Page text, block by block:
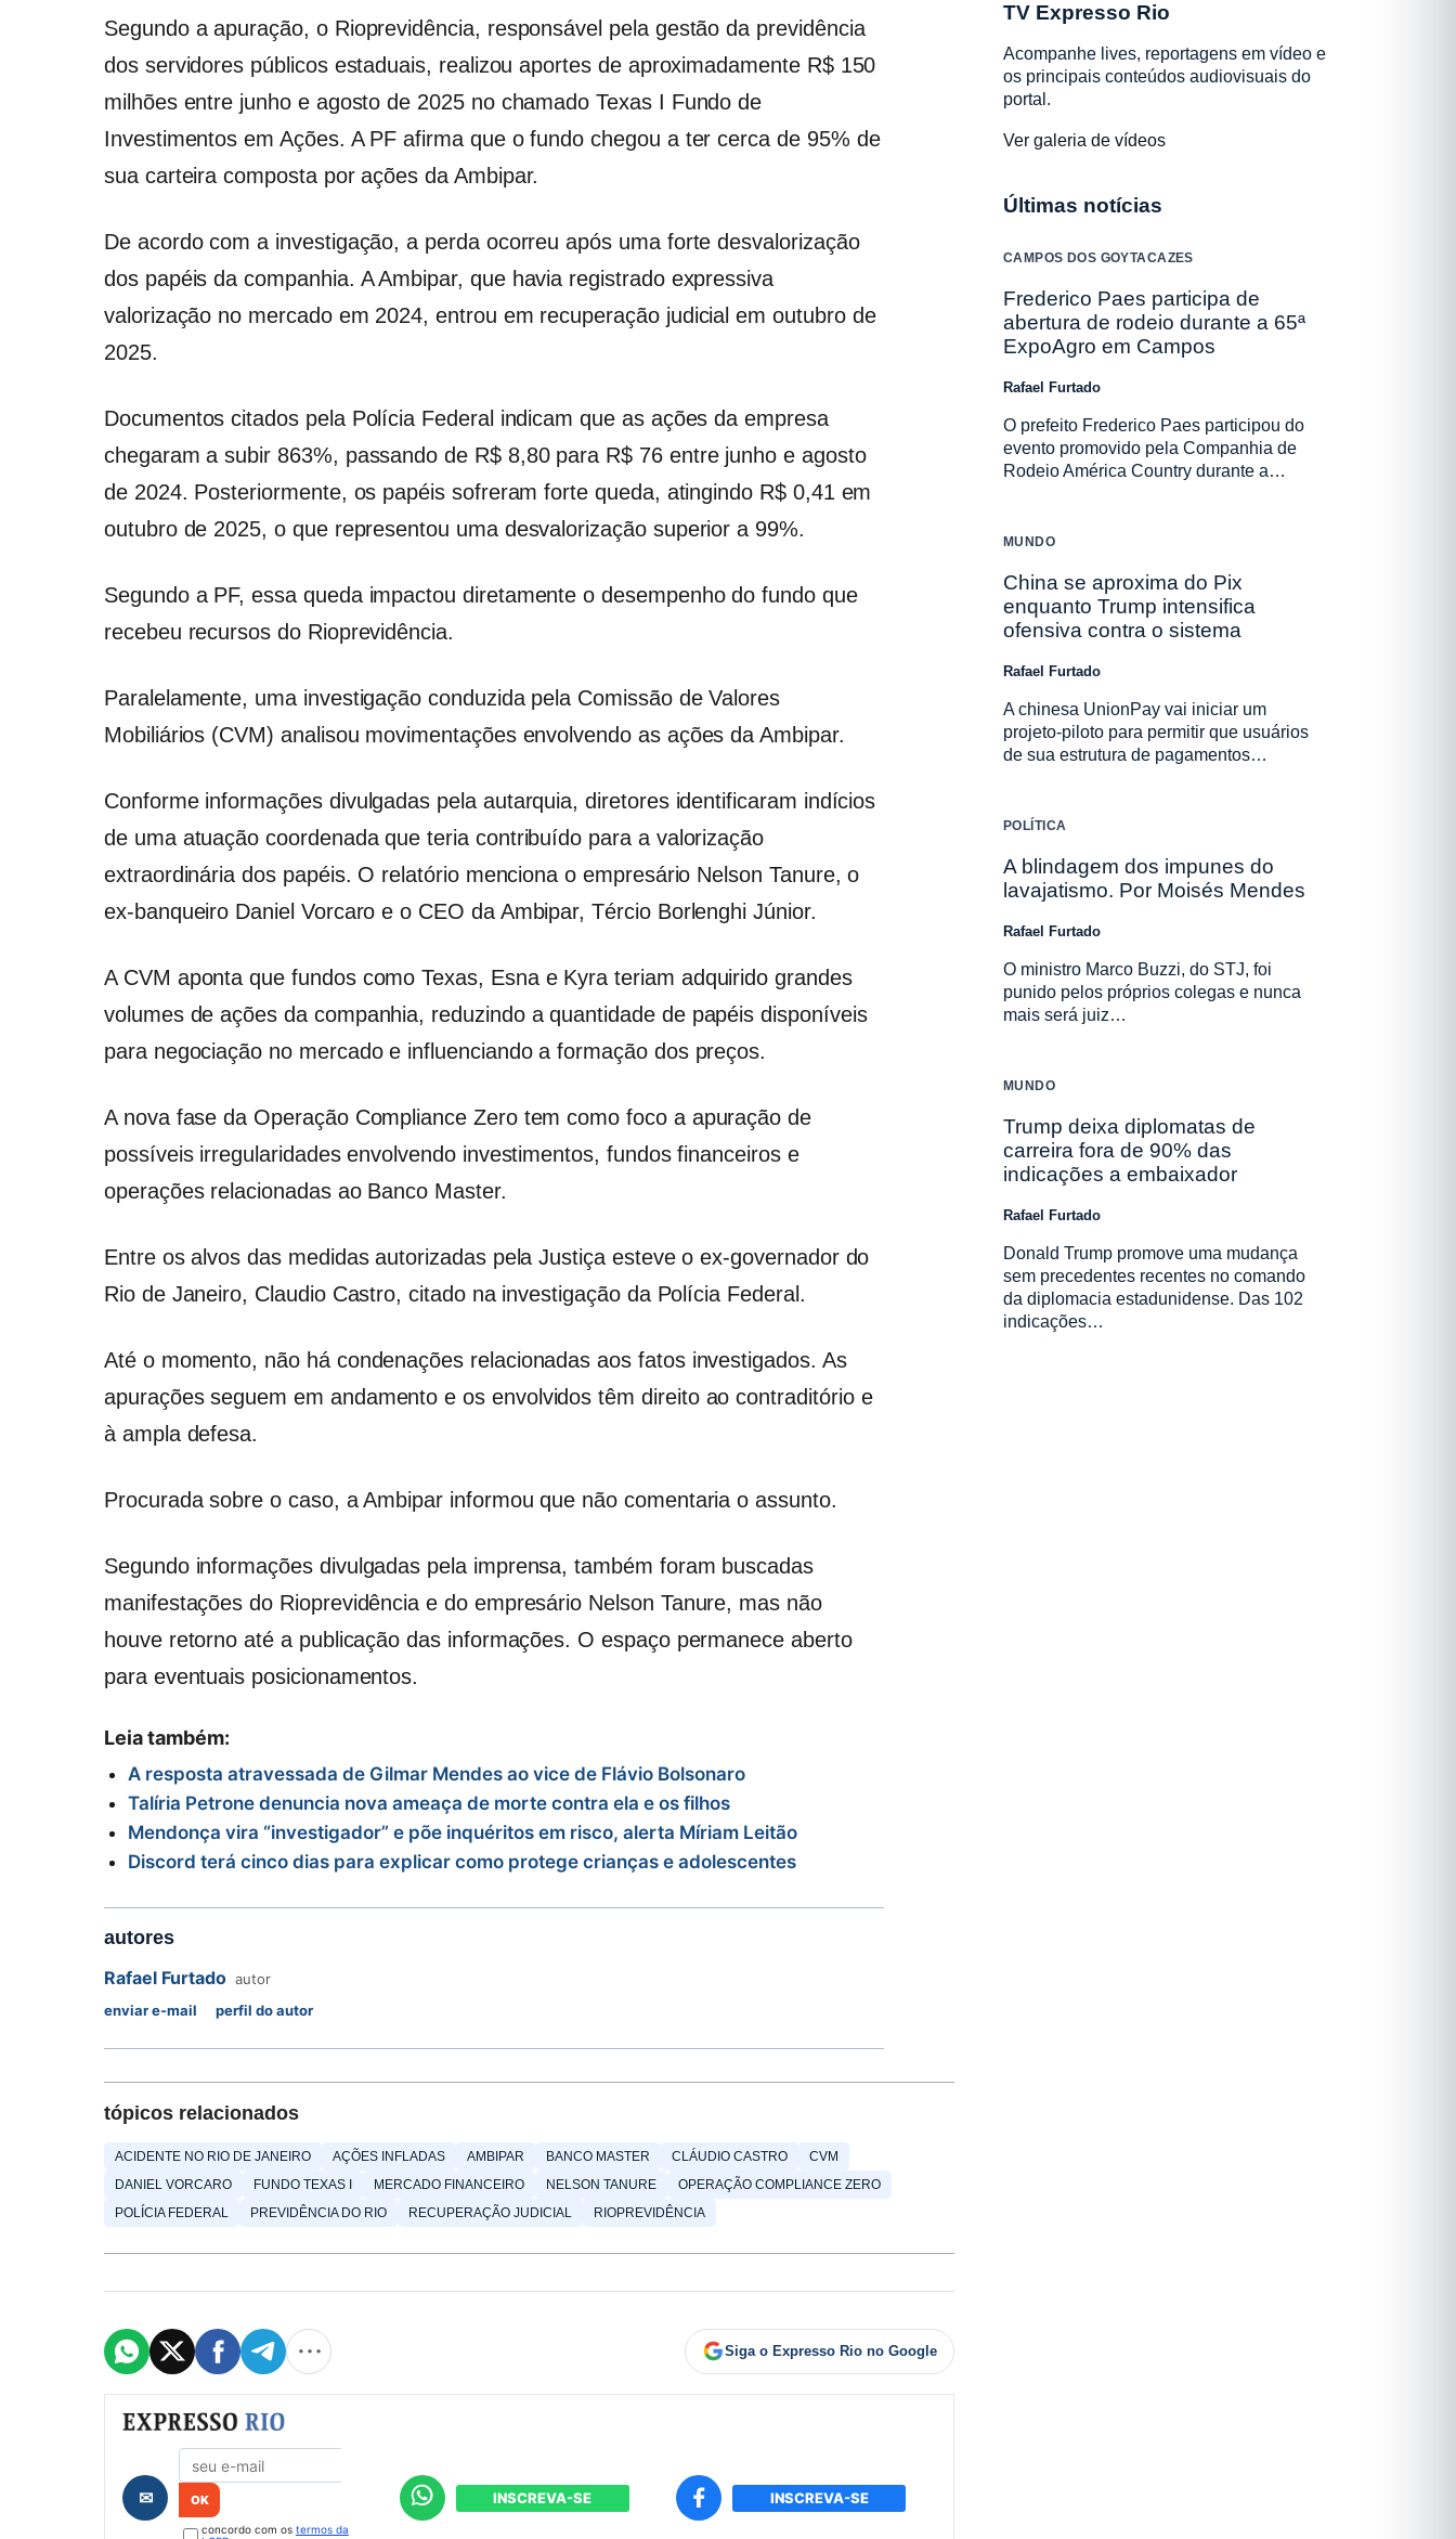
Segundo a apuração, o Rioprevidência, responsável pela gestão da previdência
dos servidores públicos estaduais, realizou aportes de aproximadamente R$ 150
milhões entre junho e agosto de 2025 no chamado Texas I Fundo de
Investimentos em Ações. A PF afirma que o fundo chegou a ter cerca de 95% de
sua carteira composta por ações da Ambipar.
De acordo com a investigação, a perda ocorreu após uma forte desvalorização
dos papéis da companhia. A Ambipar, que havia registrado expressiva
valorização no mercado em 2024, entrou em recuperação judicial em outubro de
2025.
Documentos citados pela Polícia Federal indicam que as ações da empresa
chegaram a subir 863%, passando de R$ 8,80 para R$ 76 entre junho e agosto
de 2024. Posteriormente, os papéis sofreram forte queda, atingindo R$ 0,41 em
outubro de 2025, o que representou uma desvalorização superior a 99%.
Segundo a PF, essa queda impactou diretamente o desempenho do fundo que
recebeu recursos do Rioprevidência.
Paralelamente, uma investigação conduzida pela Comissão de Valores
Mobiliários (CVM) analisou movimentações envolvendo as ações da Ambipar.
Conforme informações divulgadas pela autarquia, diretores identificaram indícios
de uma atuação coordenada que teria contribuído para a valorização
extraordinária dos papéis. O relatório menciona o empresário Nelson Tanure, o
ex-banqueiro Daniel Vorcaro e o CEO da Ambipar, Tércio Borlenghi Júnior.
A CVM aponta que fundos como Texas, Esna e Kyra teriam adquirido grandes
volumes de ações da companhia, reduzindo a quantidade de papéis disponíveis
para negociação no mercado e influenciando a formação dos preços.
A nova fase da Operação Compliance Zero tem como foco a apuração de
possíveis irregularidades envolvendo investimentos, fundos financeiros e
operações relacionadas ao Banco Master.
Entre os alvos das medidas autorizadas pela Justiça esteve o ex-governador do
Rio de Janeiro, Claudio Castro, citado na investigação da Polícia Federal.
Até o momento, não há condenações relacionadas aos fatos investigados. As
apurações seguem em andamento e os envolvidos têm direito ao contraditório e
à ampla defesa.
Procurada sobre o caso, a Ambipar informou que não comentaria o assunto.
Segundo informações divulgadas pela imprensa, também foram buscadas
manifestações do Rioprevidência e do empresário Nelson Tanure, mas não
houve retorno até a publicação das informações. O espaço permanece aberto
para eventuais posicionamentos.
Leia também:
A resposta atravessada de Gilmar Mendes ao vice de Flávio Bolsonaro
Talíria Petrone denuncia nova ameaça de morte contra ela e os filhos
Mendonça vira “investigador” e põe inquéritos em risco, alerta Míriam Leitão
Discord terá cinco dias para explicar como protege crianças e adolescentes
autores
Rafael Furtado autor
enviar e-mail
perfil do autor
tópicos relacionados
ACIDENTE NO RIO DE JANEIRO AÇÕES INFLADAS AMBIPAR BANCO MASTER CLÁUDIO CASTRO
CVM
DANIEL VORCARO
FUNDO TEXAS I MERCADO FINANCEIRO NELSON TANURE
OPERAÇÃO COMPLIANCE ZERO
POLÍCIA FEDERAL
PREVIDÊNCIA DO RIO RECUPERAÇÃO JUDICIAL RIOPREVIDÊNCIA
Siga o Expresso Rio no Google
Formulário de cadastro
✉
concordo com os termos da
INSCREVA-SE INSCREVA-SE
TV Expresso Rio
Acompanhe lives, reportagens em vídeo e
os principais conteúdos audiovisuais do
portal.
Ver galeria de vídeos
Últimas notícias
CAMPOS DOS GOYTACAZES
Frederico Paes participa de
abertura de rodeio durante a 65ª
ExpoAgro em Campos
Rafael Furtado
O prefeito Frederico Paes participou do
evento promovido pela Companhia de
Rodeio América Country durante a…
MUNDO
China se aproxima do Pix
enquanto Trump intensifica
ofensiva contra o sistema
Rafael Furtado
A chinesa UnionPay vai iniciar um
projeto-piloto para permitir que usuários
de sua estrutura de pagamentos…
POLÍTICA
A blindagem dos impunes do
lavajatismo. Por Moisés Mendes
Rafael Furtado
O ministro Marco Buzzi, do STJ, foi
punido pelos próprios colegas e nunca
mais será juiz…
MUNDO
Trump deixa diplomatas de
carreira fora de 90% das
indicações a embaixador
Rafael Furtado
Donald Trump promove uma mudança
sem precedentes recentes no comando
da diplomacia estadunidense. Das 102
indicações…